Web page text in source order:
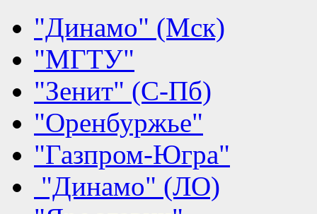
"Динамо" (Мск)
"МГТУ"
"Зенит" (С-Пб)
"Оренбуржье"
"Газпром-Югра"
"Динамо" (ЛО)